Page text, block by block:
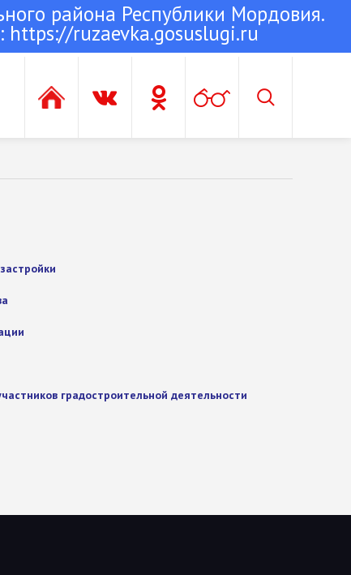
района Республики Мордовия.
https://ruzaevka.gosuslugi.ru
градостроительной деятельности